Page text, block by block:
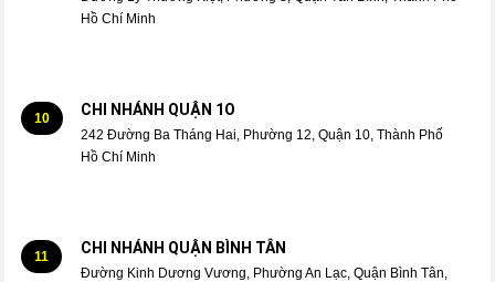
Hồ Chí Minh
10 CHI NHÁNH QUẬN 1O
242 Đường Ba Tháng Hai, Phường 12, Quận 10, Thành Phố
Hồ Chí Minh
11 CHI NHÁNH QUẬN BÌNH TÂN
Đường Kinh Dương Vương, Phường An Lạc, Quận Bình Tân,